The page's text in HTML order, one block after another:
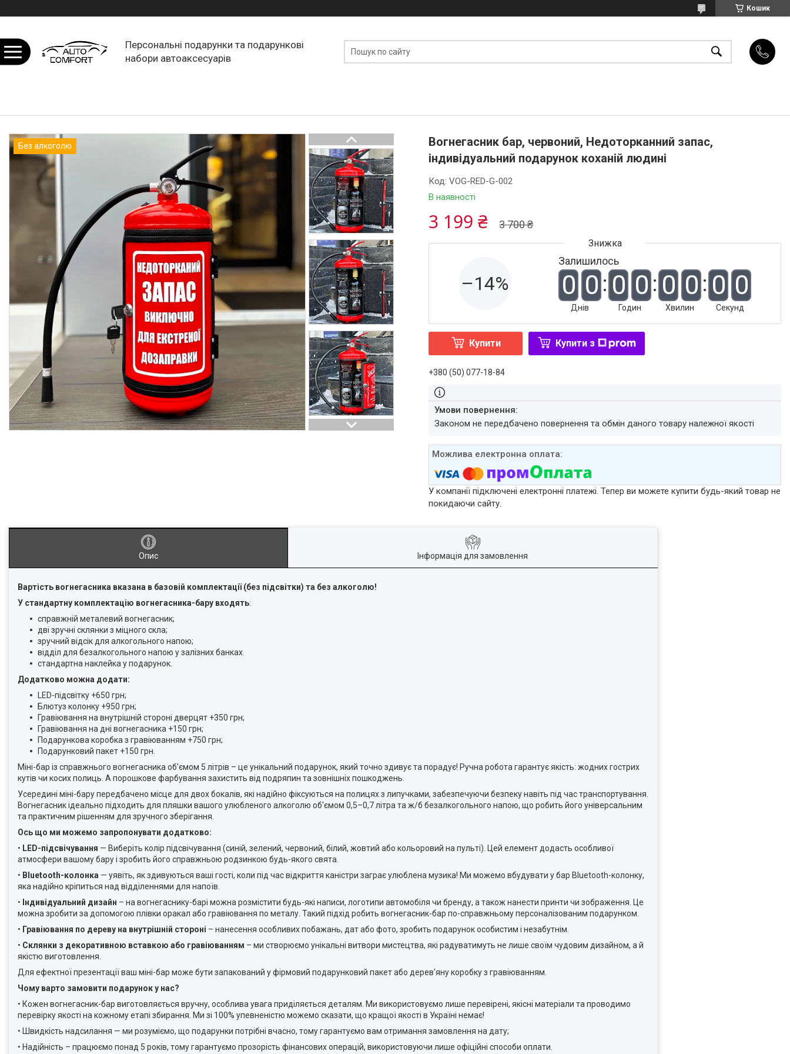
Кошик
Персональні подарунки та подарункові
набори автоаксесуарів
Без алкоголю
Вогнегасник бар, червоний, Недоторканний запас,
індивідуальний подарунок коханій людині
В наявності
Код:VOG-RED-G-002
3 700 ₴
3 199 ₴
–14%
Залишилось
0 0
Днів
0 0
Годин
0 0
Хвилин
0 0
Секунд
Купити Купити з
+380 (50) 077-18-84
Законом не передбачено повернення та обмін даного товару належної якості
У компанії підключені електронні платежі. Тепер ви можете купити будь-який товар не
покидаючи сайту.
Опис Інформація для замовлення
Вартість вогнегасника вказана в базовій комплектації (без підсвітки) та без алкоголю!
У стандартну комплектацію вогнегасника-бару входять:
справжній металевий вогнегасник;
дві зручні склянки з міцного скла;
зручний відсік для алкогольного напою;
відділ для безалкогольного напою у залізних банках.
стандартна наклейка у подарунок.
Додатково можна додати:
LED-підсвітку +650 грн;
Блютуз колонку +950 грн;
Гравіювання на внутрішній стороні дверцят +350 грн;
Гравіювання на дні вогнегасника +150 грн;
Подарункова коробка з гравіюванням +750 грн;
Подарунковий пакет +150 грн.
Міні-бар із справжнього вогнегасника об'ємом 5 літрів – це унікальний подарунок, який точно здивує та порадує! Ручна робота гарантує якість: жодних гострих
кутів чи косих полиць. А порошкове фарбування захистить від подряпин та зовнішніх пошкоджень.
Усередині міні-бару передбачено місце для двох бокалів, які надійно фіксуються на полицях з липучками, забезпечуючи безпеку навіть під час транспортування.
Вогнегасник ідеально підходить для пляшки вашого улюбленого алкоголю об'ємом 0,5–0,7 літра та ж/б безалкогольного напою, що робить його універсальним
та практичним рішенням для зручного зберігання.
Ось що ми можемо запропонувати додатково:
• LED-підсвічування — Виберіть колір підсвічування (синій, зелений, червоний, білий, жовтий або кольоровий на пульті). Цей елемент додасть особливої ​​
атмосфери вашому бару і зробить його справжньою родзинкою будь-якого свята.
• Bluetooth-колонка — уявіть, як здивуються ваші гості, коли під час відкриття каністри заграє улюблена музика! Ми можемо вбудувати у бар Bluetooth-колонку,
яка надійно кріпиться над відділеннями для напоїв.
• Індивідуальний дизайн – на вогнегаснику-барі можна розмістити будь-які написи, логотипи автомобіля чи бренду, а також нанести принти чи зображення. Це
можна зробити за допомогою плівки оракал або гравіювання по металу. Такий підхід робить вогнегасник-бар по-справжньому персоналізованим подарунком.
• Гравіювання по дереву на внутрішній стороні – нанесення особливих побажань, дат або фото, зробить подарунок особистим і незабутнім.
• Склянки з декоративною вставкою або гравіюванням – ми створюємо унікальні витвори мистецтва, які радуватимуть не лише своїм чудовим дизайном, а й
якістю виготовлення.
Для ефектної презентації ваш міні-бар може бути запакований у фірмовий подарунковий пакет або дерев'яну коробку з гравіюванням.
Чому варто замовити подарунок у нас?
• Кожен вогнегасник-бар виготовляється вручну, особлива увага приділяється деталям. Ми використовуємо лише перевірені, якісні матеріали та проводимо
перевірку якості на кожному етапі збирання. Ми зі 100% упевненістю можемо сказати, що кращої якості в Україні немає!
• Швидкість надсилання — ми розуміємо, що подарунки потрібні вчасно, тому гарантуємо вам отримання замовлення на дату;
• Надійність – працюємо понад 5 років, тому гарантуємо прозорість фінансових операцій, використовуючи лише офіційні способи оплати.